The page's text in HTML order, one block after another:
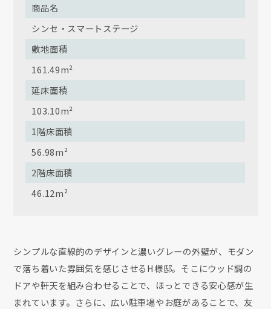
商品名
シンセ・スマートステージ
敷地面積
161.49m²
延床面積
103.10m²
1階床面積
56.98m²
2階床面積
46.12m²
シンプルな直線的のデザインと濃いグレーの外壁が、モダン
で落ち着いた雰囲気を感じさせるH様邸。そこにウッド調の
ドアや軒天を組み合わせることで、ほっとできる安心感が生
まれています。さらに、広い駐車場やお庭があることで、友